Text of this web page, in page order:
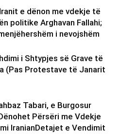
e dënon me vdekje të
politike Arghavan Fallahi;
i nevojshëm
i Shtypjes së Grave të
(Pas Protestave të Janarit
Tabari, e Burgosur
Përsëri me Vdekje
IranianDetajet e Vendimit